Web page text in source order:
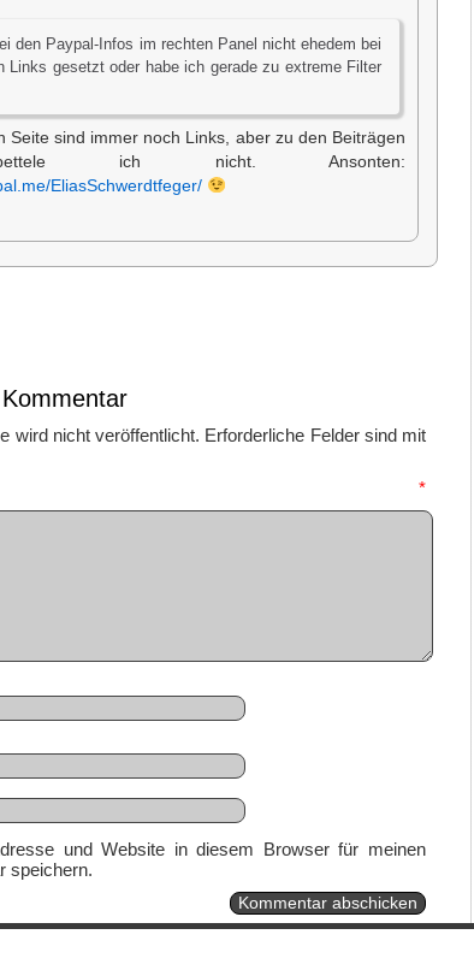
den Paypal-Infos im rechten Panel nicht ehedem bei
Links gesetzt oder habe ich gerade zu extreme Filter
Seite sind immer noch Links, aber zu den Beiträgen
ich nicht. Ansonten:
EliasSchwerdtfeger/
wird nicht veröffentlicht. Erforderliche Felder sind mit
*
und Website in diesem Browser für meinen
speichern.